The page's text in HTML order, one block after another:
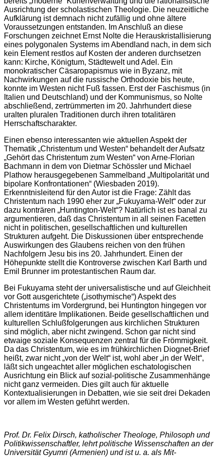
Ausrichtung der scholastischen Theologie. Die neuzeitliche
Aufklärung ist demnach nicht zufällig und ohne ältere
Voraussetzungen entstanden. Im Anschluß an diese
Forschungen zeichnet Ernst Nolte die Herauskristallisierung
eines polygonalen Systems im Abendland nach, in dem sich
kein Element restlos auf Kosten der anderen durchsetzen
kann: Kirche, Königtum, Städtewelt und Adel. Ein
monokratischer Cäsaropapismus wie in Byzanz, mit
Nachwirkungen auf die russische Orthodoxie bis heute,
konnte im Westen nicht Fuß fassen. Erst der Faschismus (in
Italien und Deutschland) und der Kommunismus, so Nolte
abschließend, zertrümmerten im 20. Jahrhundert diese
uralten pluralen Traditionen durch ihren totalitären
Herrschaftscharakter.
Einen ebenso interessanten wie aktuellen Aspekt der
Thematik „Christentum und Westen“ behandelt der Aufsatz
„Gehört das Christentum zum Westen“ von Arne-Florian
Bachmann in dem von Dietmar Schössler und Michael
Plathow herausgegebenen Sammelband „Multipolarität und
bipolare Konfrontationen“ (Wiesbaden 2019).
Erkenntnisleitend für den Autor ist die Frage: Zählt das
Christentum nach 1990 eher zur „Fukuyama-Welt“ oder zur
dazu konträren „Huntington-Welt“? Natürlich ist es banal zu
argumentieren, daß das Christentum in all seinen Facetten
nicht in politischen, gesellschaftlichen und kulturellen
Strukturen aufgeht. Die Diskussionen über entsprechende
Auswirkungen des Glaubens reichen von den frühen
Nachfolgern Jesu bis ins 20. Jahrhundert. Einen der
Höhepunkte stellt die Kontroverse zwischen Karl Barth und
Emil Brunner im protestantischen Raum dar.
Bei Fukuyama steht der universalistische und auf Gleichheit
vor Gott ausgerichtete („isothymische“)Aspekt des
Christentums im Vordergrund, bei Huntington hingegen vor
allem identitäre Implikationen. Beide gesellschaftlichen und
kulturellen Schlußfolgerungen aus kirchlichen Strukturen
sind möglich, aber nicht zwingend. Schon gar nicht sind
etwaige soziale Konsequenzen zentral für die Frömmigkeit.
Da das Christentum, wie es im frühkirchlichen Diognet-Brief
heißt, zwar nicht „von der Welt“ ist, wohl aber „in der Welt“,
läßt sich ungeachtet aller möglichen eschatologischen
Ausrichtung ein Blick auf sozial-politische Zusammenhänge
nicht ganz vermeiden. Dies gilt auch für aktuelle
Kontextualisierungen in Debatten, wie sie seit drei Dekaden
vor allem im Westen geführt werden.
Prof. Dr. Felix Dirsch, katholischer Theologe, Philosoph und
Politikwissenschaftler, lehrt politische Wissenschaften an der
Universität Gyumri (Armenien) und ist u. a. als Mit-